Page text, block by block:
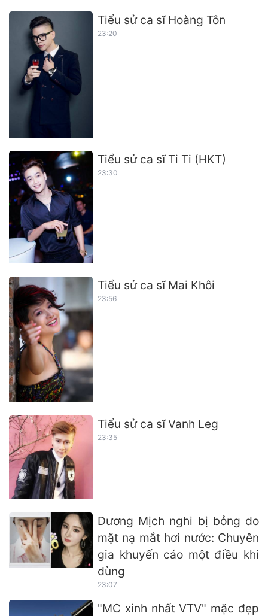
Tiểu sử ca sĩ Hoàng Tôn
23:20
Tiểu sử ca sĩ Ti Ti (HKT)
23:30
Tiểu sử ca sĩ Mai Khôi
23:56
Tiểu sử ca sĩ Vanh Leg
23:35
Dương Mịch nghi bị bỏng do
mặt nạ mắt hơi nước: Chuyên
gia khuyến cáo một điều khi
dùng
23:07
"MC xinh nhất VTV" mặc đẹp